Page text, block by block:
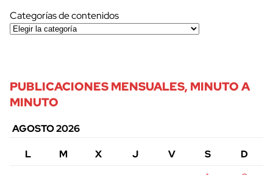
Categorías de contenidos
PUBLICACIONES MENSUALES, MINUTO A
MINUTO
AGOSTO 2026
L
M X J V S
D